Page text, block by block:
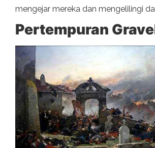
mengejar mereka dan mengelilingi
Pertempuran